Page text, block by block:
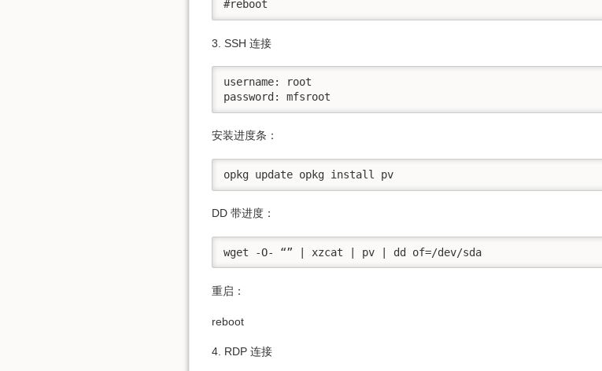
#reboot
3. SSH 连接
username: root
password: mfsroot
安装进度条：
opkg update opkg install pv
DD 带进度：
wget -O- “” | xzcat | pv | dd of=/dev/sda
重启：
reboot
4. RDP 连接